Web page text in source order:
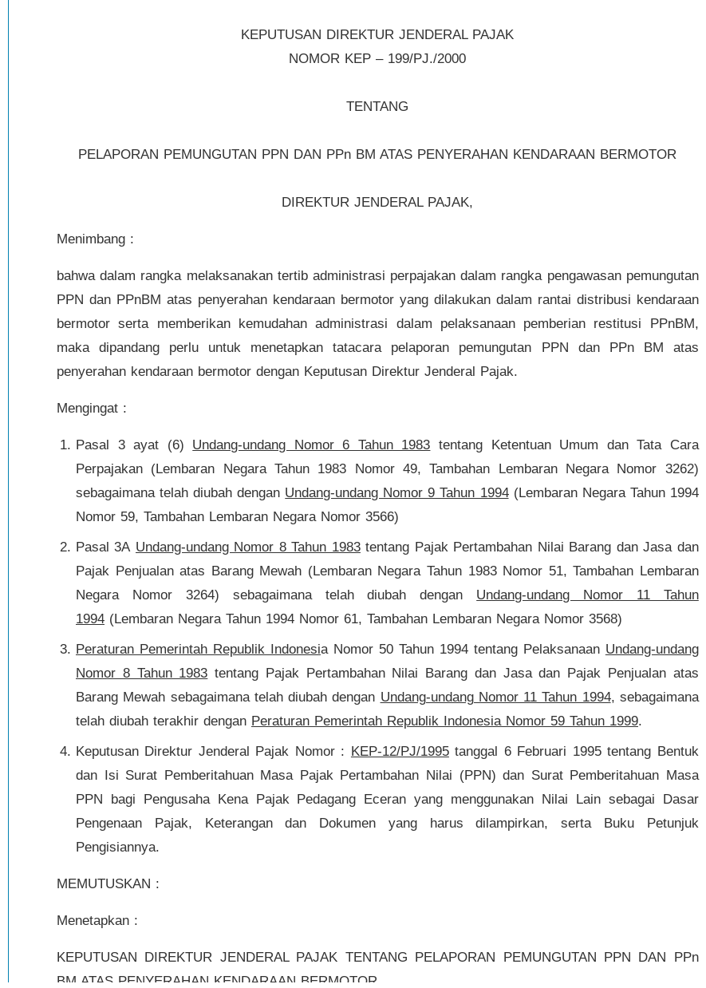
KEPUTUSAN DIREKTUR JENDERAL PAJAK
NOMOR KEP – 199/PJ./2000
TENTANG
PELAPORAN PEMUNGUTAN PPN DAN PPn BM ATAS PENYERAHAN KENDARAAN BERMOTOR
DIREKTUR JENDERAL PAJAK,
Menimbang :
bahwa dalam rangka melaksanakan tertib administrasi perpajakan dalam rangka pengawasan pemungutan
PPN dan PPnBM atas penyerahan kendaraan bermotor yang dilakukan dalam rantai distribusi kendaraan
bermotor serta memberikan kemudahan administrasi dalam pelaksanaan pemberian restitusi PPnBM,
maka dipandang perlu untuk menetapkan tatacara pelaporan pemungutan PPN dan PPn BM atas
penyerahan kendaraan bermotor dengan Keputusan Direktur Jenderal Pajak.
Mengingat :
Pasal 3 ayat (6) Undang-undang Nomor 6 Tahun 1983 tentang Ketentuan Umum dan Tata Cara
Perpajakan (Lembaran Negara Tahun 1983 Nomor 49, Tambahan Lembaran Negara Nomor 3262)
sebagaimana telah diubah dengan Undang-undang Nomor 9 Tahun 1994(Lembaran Negara Tahun 1994
Nomor 59, Tambahan Lembaran Negara Nomor 3566)
Pasal 3A Undang-undang Nomor 8 Tahun 1983tentang Pajak Pertambahan Nilai Barang dan Jasa dan
Pajak Penjualan atas Barang Mewah (Lembaran Negara Tahun 1983 Nomor 51, Tambahan Lembaran
Negara Nomor 3264) sebagaimana telah diubah dengan Undang-undang Nomor 11 Tahun
1994 (Lembaran Negara Tahun 1994 Nomor 61, Tambahan Lembaran Negara Nomor 3568)
Peraturan Pemerintah Republik Indonesia Nomor 50 Tahun 1994 tentang Pelaksanaan Undang-undang
Nomor 8 Tahun 1983 tentang Pajak Pertambahan Nilai Barang dan Jasa dan Pajak Penjualan atas
Barang Mewah sebagaimana telah diubah dengan Undang-undang Nomor 11 Tahun 1994, sebagaimana
telah diubah terakhir dengan Peraturan Pemerintah Republik Indonesia Nomor 59 Tahun 1999.
Keputusan Direktur Jenderal Pajak Nomor :
KEP-12/PJ/1995tanggal 6 Februari 1995 tentang Bentuk
dan Isi Surat Pemberitahuan Masa Pajak Pertambahan Nilai (PPN) dan Surat Pemberitahuan Masa
PPN bagi Pengusaha Kena Pajak Pedagang Eceran yang menggunakan Nilai Lain sebagai Dasar
Pengenaan Pajak, Keterangan dan Dokumen yang harus dilampirkan, serta Buku Petunjuk
Pengisiannya.
MEMUTUSKAN :
Menetapkan :
KEPUTUSAN DIREKTUR JENDERAL PAJAK TENTANG PELAPORAN PEMUNGUTAN PPN DAN PPn
BM ATAS PENYERAHAN KENDARAAN BERMOTOR.